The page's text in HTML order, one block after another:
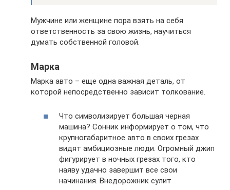
Мужчине или женщине пора взять на себя
ответственность за свою жизнь, научиться
думать собственной головой.
Марка
Марка авто – еще одна важная деталь, от
которой непосредственно зависит толкование.
Что символизирует большая черная
машина? Сонник информирует о том, что
крупногабаритное авто в своих грезах
видят амбициозные люди. Огромный джип
фигурирует в ночных грезах того, кто
наяву удачно завершит все свои
начинания. Внедорожник сулит